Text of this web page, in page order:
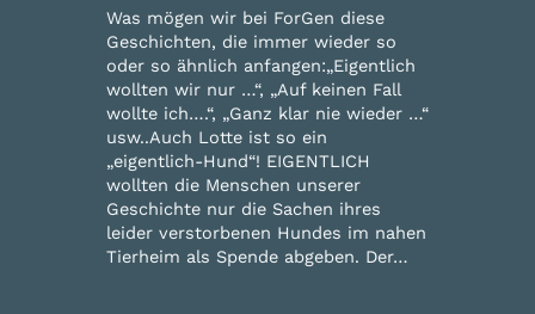
Was mögen wir bei ForGen diese
Geschichten, die immer wieder so
oder so ähnlich anfangen:„Eigentlich
wollten wir nur …“, „Auf keinen Fall
wollte ich….“, „Ganz klar nie wieder …“
usw..Auch Lotte ist so ein
„eigentlich-Hund“! EIGENTLICH
wollten die Menschen unserer
Geschichte nur die Sachen ihres
leider verstorbenen Hundes im nahen
Tierheim als Spende abgeben. Der…